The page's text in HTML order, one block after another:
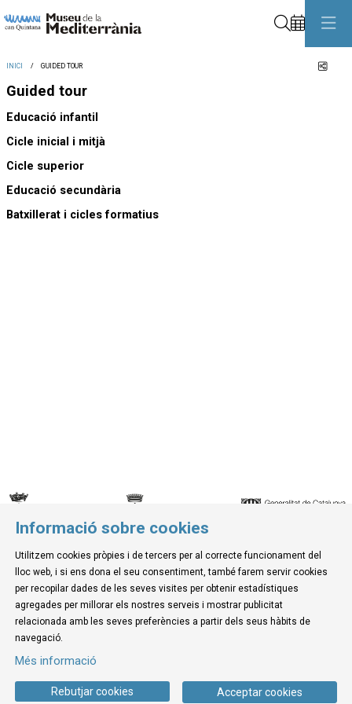
INICI GUIDED TOUR
Guided tour
Educació infantil
Cicle inicial i mitjà
Cicle superior
Educació secundària
Batxillerat i cicles formatius
© Museu de la Mediterrània
C. d'Ullà, 27-31 | 17257 Torroella de Montgrí
Tel. 972 755 180 a/e: info@museudelamediterrania.cat
Sitemap |
Informació sobre cookies
Utilitzem cookies pròpies i de tercers per al correcte funcionament del
lloc web, i si ens dona el seu consentiment, també farem servir cookies
per recopilar dades de les seves visites per obtenir estadístiques
agregades per millorar els nostres serveis i mostrar publicitat
relacionada amb les seves preferències a partir dels seus hàbits de
navegació.
Més informació
Acceptar cookies
Rebutjar cookies